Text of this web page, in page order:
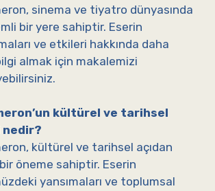
sinema ve tiyatro dünyasında
bir yere sahiptir. Eserin
ve etkileri hakkında daha
almak için makalemizi
kültürel ve tarihsel
nedir?
kültürel ve tarihsel açıdan
öneme sahiptir. Eserin
yansımaları ve toplumsal